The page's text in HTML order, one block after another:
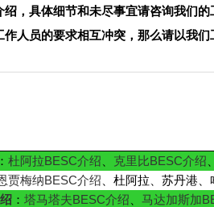
绍，具体细节和未尽事宜请咨询我们
人员的要求相互冲突，那么请以我们
：杜阿拉BESC介绍 克里比BESC介绍
贾梅纳BESC介绍 、杜阿拉、苏丹港
：塔马塔夫BESC介绍 、马达加斯加